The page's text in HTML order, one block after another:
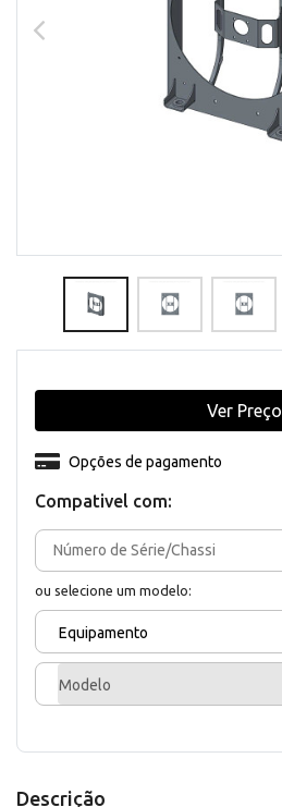
Compativel com:
ou selecione um modelo:
Equipamento
Modelo
Opções de pagamento
Ver Preço
Descrição